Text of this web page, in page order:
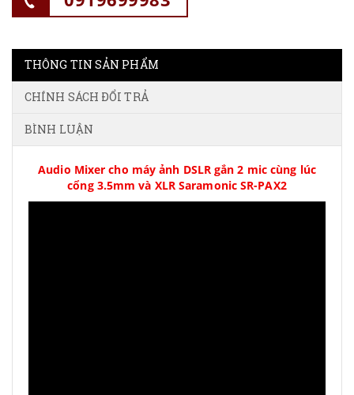
THÔNG TIN SẢN PHẨM
CHÍNH SÁCH ĐỔI TRẢ
BÌNH LUẬN
Audio Mixer cho máy ảnh DSLR gắn 2 mic cùng lúc
cổng 3.5mm và XLR Saramonic SR-PAX2